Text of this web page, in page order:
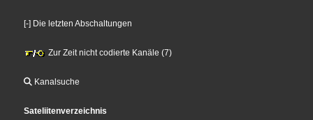
[-] Die letzten Abschaltungen
Zur Zeit nicht codierte Kanäle (7)
Kanalsuche
Sateliitenverzeichnis